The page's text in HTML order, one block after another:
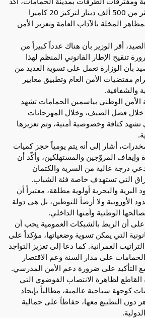
الوزير أنه تم تخصيص أكثر من 500 ألف دينار لتركيز 20 كاميرا
المخلة بالآداب العامة وتعزيز الأمن
أقر الوزير بأن هناك عدداً كبيراً من
تنقيح الإطار القانوني المنظم لهذا
بأن الوزارة تعمل على تسوية العديد من
مقتضيات الأمن العام وتطبيق معايير
والشفافية.
الأمن الوطني بياسمين الحمامات تشهد
خلال فصل الصيف، وخلال المهرجانات
تشهد كثافة وخصوصية أمنية، وتم تعزيزها
أشار إلى أنه يتم يومياً حجز كميات
وإيقاف المروّجين والمستهلكين، وأكّد أن
درجة عالية من السرية والكتمان
التي تستهدف خاصة فئة الشباب.
البرية والبحرية أولوية مطلقة، معتبراً أن
الأوروبية ولا أرضاً للتوطين، بل هي دولة
الوطنية وأمنها الداخلي.
أن الربط بالشبكات العمومية يجب أن
التي يمكن تسوية وضعياتها، مؤكداً على
العمرانية. كما دعا إلى تعزيز التواجد
على مدار السنة وعم الاقتصار
التأكيد على ضرورة دعم الأمن المدرسي.
لظاهرة الانتصاب الفوضوي التي
كوجهة سياحية عالمية، مطالباً بإيجاد
دون التطبيع معها، حفاظاً على جمالية